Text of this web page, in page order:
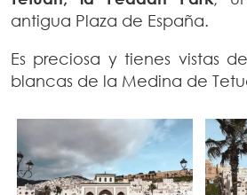
antigua Plaza de España.
Es preciosa y tienes vistas
blancas de la Medina de